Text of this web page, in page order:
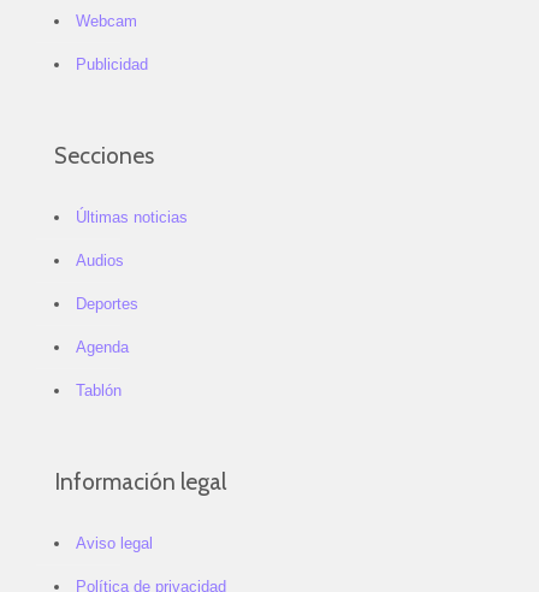
Webcam
Publicidad
Secciones
Últimas noticias
Audios
Deportes
Agenda
Tablón
Información legal
Aviso legal
Política de privacidad